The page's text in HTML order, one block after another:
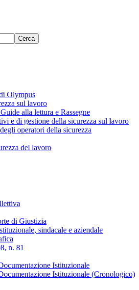
Cerca
Olympus
sul lavoro
alla lettura e Rassegne
e di gestione della sicurezza sul lavoro
operatori della sicurezza
del lavoro
di Giustizia
sindacale e aziendale
n. 81
Istituzionale
Istituzionale (Cronologico)